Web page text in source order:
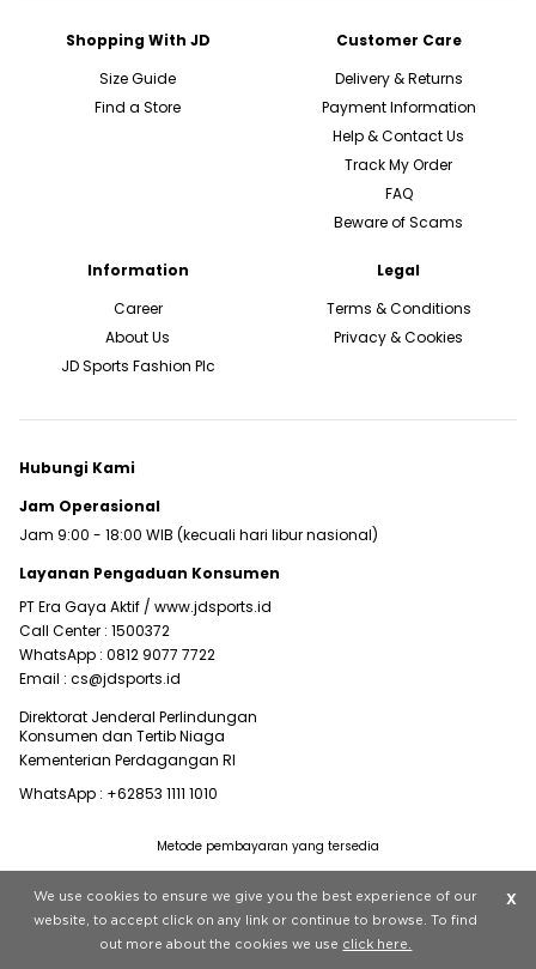
Shopping With JD
Size Guide
Find a Store
Customer Care
Delivery & Returns
Payment Information
Help & Contact Us
Track My Order
FAQ
Beware of Scams
Information
Career
About Us
JD Sports Fashion Plc
Legal
Terms & Conditions
Privacy & Cookies
Hubungi Kami
Jam Operasional
Jam 9:00 - 18:00 WIB (kecuali hari libur nasional)
Layanan Pengaduan Konsumen
PT Era Gaya Aktif / www.jdsports.id
Call Center : 1500372
WhatsApp : 0812 9077 7722
Email : cs@jdsports.id
Direktorat Jenderal Perlindungan
Konsumen dan Tertib Niaga
Kementerian Perdagangan RI
WhatsApp : +62853 1111 1010
Copyright © 2022 JD Sports All rights reserved.
Metode pembayaran yang tersedia
We use cookies to ensure we give you the best experience of our
website, to accept click on any link or continue to browse. To find
out more about the cookies we use click here.
X